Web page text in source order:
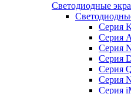
Светодиодные
Cерия
Серия
Серия
Серия
Серия
Серия
Серия